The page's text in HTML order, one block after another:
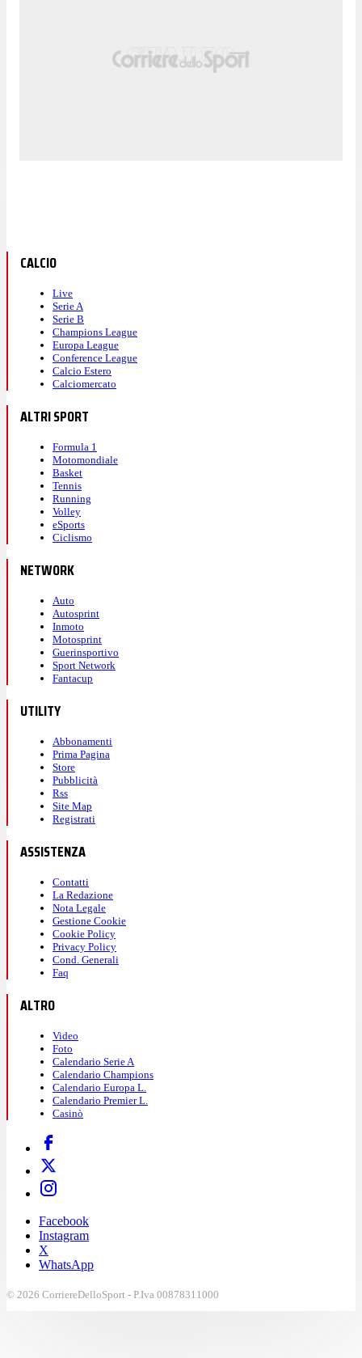
CALCIO
Live
Serie A
Serie B
Champions League
Europa League
Conference League
Calcio Estero
Calciomercato
ALTRI SPORT
Formula 1
Motomondiale
Basket
Tennis
Running
Volley
eSports
Ciclismo
NETWORK
Auto
Autosprint
Inmoto
Motosprint
Guerinsportivo
Sport Network
Fantacup
UTILITY
Abbonamenti
Prima Pagina
Store
Pubblicità
Rss
Site Map
Registrati
ASSISTENZA
Contatti
La Redazione
Nota Legale
Gestione Cookie
Cookie Policy
Privacy Policy
Cond. Generali
Faq
ALTRO
Video
Foto
Calendario Serie A
Calendario Champions
Calendario Europa L.
Calendario Premier L.
Casinò
Facebook
Instagram
X
WhatsApp
© 2026 CorriereDelloSport - P.Iva 00878311000